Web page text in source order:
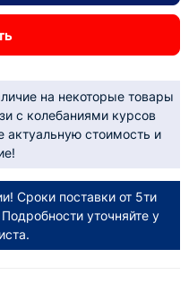
на некоторые товары
с колебаниями курсов
актуальную стоимость и
Сроки поставки от 5ти
уточняйте у